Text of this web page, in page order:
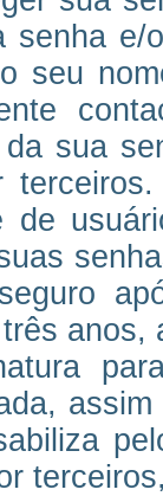
senha
seu
sua